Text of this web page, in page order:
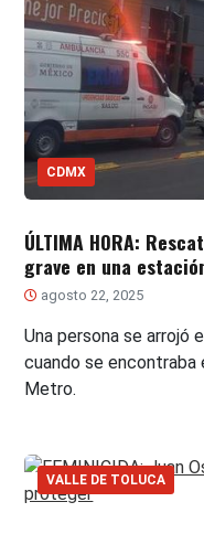
CDMX
ÚLTIMA HORA:
grave en una
agosto 22, 2025
Una persona se arrojó
cuando se encontraba
Metro.
VALLE DE TOLUCA